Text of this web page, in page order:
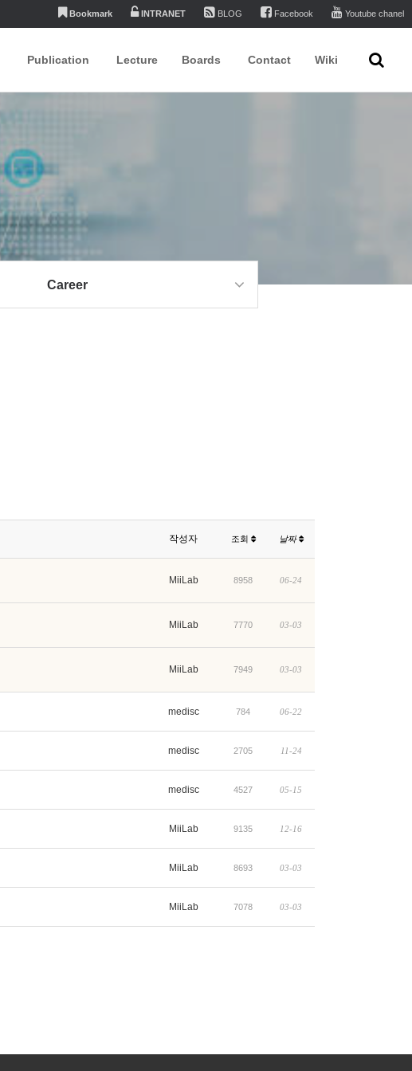
Bookmark INTRANET BLOG Facebook Youtube chanel
Publication Lecture Boards Contact Wiki
Career
작성자 조회 날짜
MiiLab 8958 06-24
MiiLab 7770 03-03
MiiLab 7949 03-03
medisc 784 06-22
medisc 2705 11-24
medisc 4527 05-15
MiiLab 9135 12-16
MiiLab 8693 03-03
MiiLab 7078 03-03